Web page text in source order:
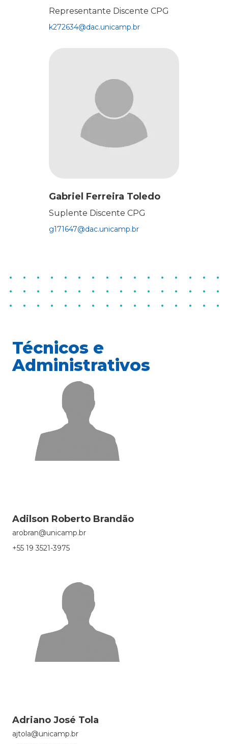
Representante Discente CPG
k272634@dac.unicamp.br
Gabriel Ferreira Toledo
Suplente Discente CPG
g171647@dac.unicamp.br
Técnicos e
Administrativos
Adilson Roberto Brandão
arobran@unicamp.br
+55 19 3521-3975
Adriano José Tola
ajtola@unicamp.br